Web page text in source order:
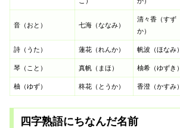
音（おと） 七海（ななみ）
清々香（すず
か）
詩（うた） 蓮花（れんか） 帆波（ほなみ）
琴（こと） 真帆（まほ） 柚希（ゆずき）
柚（ゆず） 柊花（とうか） 香澄（かすみ）
四字熟語にちなんだ名前